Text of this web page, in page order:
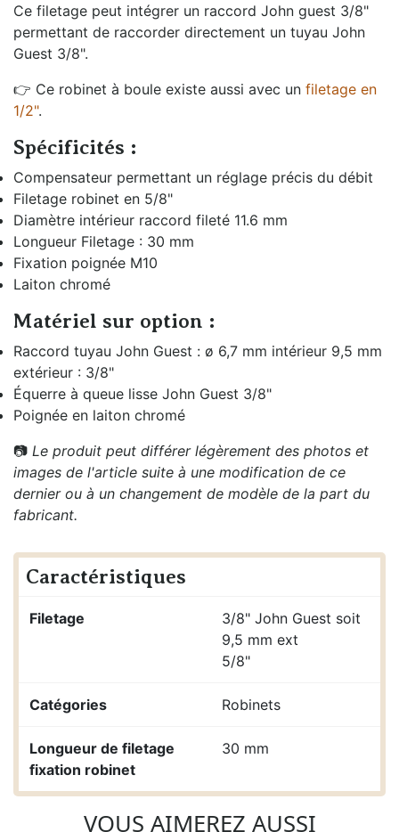
Ce filetage peut intégrer un raccord John guest 3/8"
permettant de raccorder directement un tuyau John
Guest 3/8".
👉 Ce robinet à boule existe aussi avec un filetage en
1/2".
Spécificités :
Compensateur permettant un réglage précis du débit
Filetage robinet en 5/8"
Diamètre intérieur raccord fileté 11.6 mm
Longueur Filetage : 30 mm
Fixation poignée M10
Laiton chromé
Matériel sur option :
Raccord tuyau John Guest : ø 6,7 mm intérieur 9,5 mm
extérieur : 3/8"
Équerre à queue lisse John Guest 3/8"
Poignée en laiton chromé
📷 Le produit peut différer légèrement des photos et
images de l'article suite à une modification de ce
dernier ou à un changement de modèle de la part du
fabricant.
Caractéristiques
Filetage
3/8" John Guest soit
9,5 mm ext
5/8"
Catégories Robinets
Longueur de filetage
fixation robinet
30 mm
VOUS AIMEREZ AUSSI